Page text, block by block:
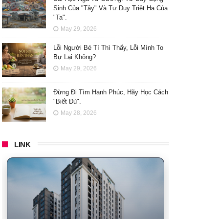
Sinh Của "Tây" Và Tư Duy Triệt Hạ Của
"Ta".
May 29, 2026
Lỗi Người Bé Tí Thì Thấy, Lỗi Mình To
Bự Lại Không?
May 29, 2026
Đừng Đi Tìm Hạnh Phúc, Hãy Học Cách
"Biết Đủ".
May 28, 2026
LINK